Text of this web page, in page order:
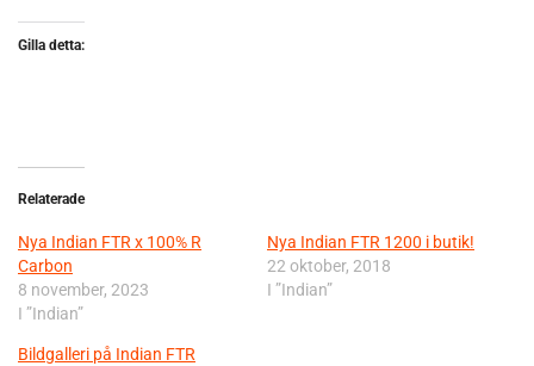
Gilla detta:
Relaterade
Nya Indian FTR x 100% R
Carbon
8 november, 2023
I ”Indian”
Nya Indian FTR 1200 i butik!
22 oktober, 2018
I ”Indian”
Bildgalleri på Indian FTR